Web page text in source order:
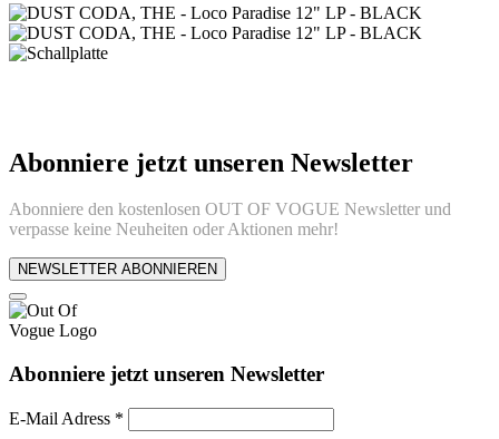
Abonniere jetzt unseren Newsletter
Abonniere den kostenlosen OUT OF VOGUE Newsletter und
verpasse keine Neuheiten oder Aktionen mehr!
NEWSLETTER ABONNIEREN
Abonniere jetzt unseren Newsletter
E-Mail Adress *